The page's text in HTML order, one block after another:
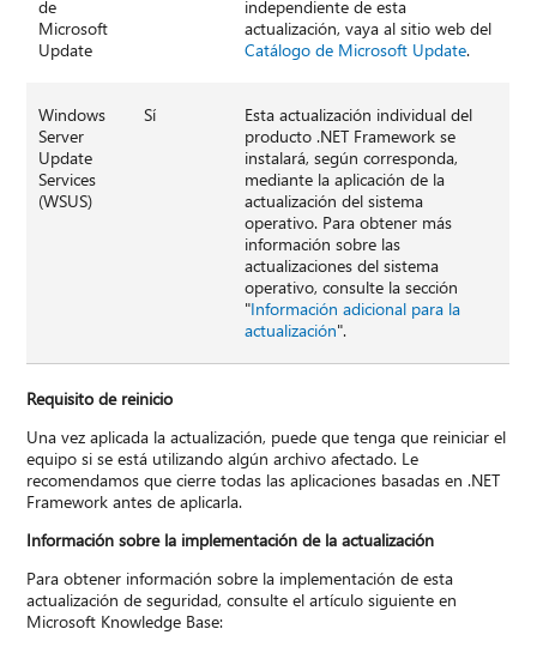
de
Microsoft
Update
independiente de esta
actualización, vaya al sitio web del
Catálogo de Microsoft Update.
Windows
Server
Update
Services
(WSUS)
Sí
Esta actualización individual del
producto .NET Framework se
instalará, según corresponda,
mediante la aplicación de la
actualización del sistema
operativo. Para obtener más
información sobre las
actualizaciones del sistema
operativo, consulte la sección
"Información adicional para la
actualización".
Requisito de reinicio
Una vez aplicada la actualización, puede que tenga que reiniciar el
equipo si se está utilizando algún archivo afectado. Le
recomendamos que cierre todas las aplicaciones basadas en .NET
Framework antes de aplicarla.
Información sobre la implementación de la actualización
Para obtener información sobre la implementación de esta
actualización de seguridad, consulte el artículo siguiente en
Microsoft Knowledge Base: